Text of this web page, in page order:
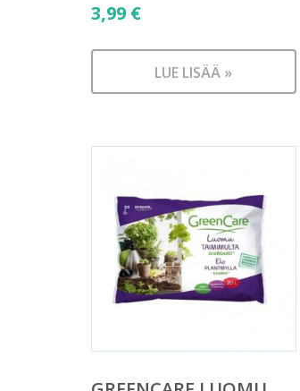
3,99 €
LUE LISÄÄ »